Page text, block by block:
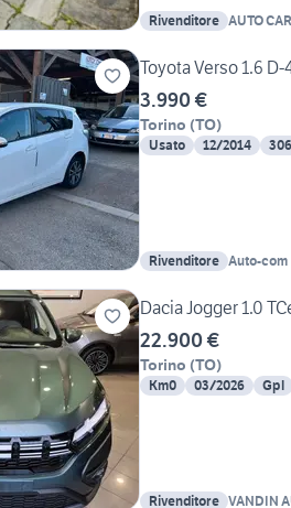
Rivenditore AUTO
Toyota Verso 1.6
3.990 €
Torino (TO)
Usato 12/2014
Rivenditore Auto-com
Dacia Jogger 1.0
22.900 €
Torino (TO)
Km0 03/2026 Gpl
Rivenditore VANDIN